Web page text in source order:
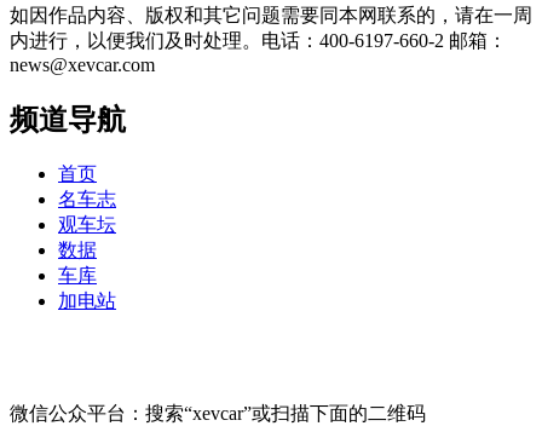
如因作品内容、版权和其它问题需要同本网联系的，请在一周
内进行，以便我们及时处理。电话：400-6197-660-2 邮箱：
news@xevcar.com
频道导航
首页
名车志
观车坛
数据
车库
加电站
微信公众平台：搜索“xevcar”或扫描下面的二维码